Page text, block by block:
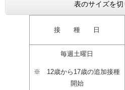
表のサイズを切
接 種 日
毎週土曜日
※ 12歳から17歳の追加接種
開始